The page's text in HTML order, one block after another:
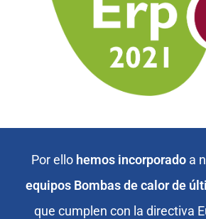
Por ello hemos incorporadoa
equipos Bombas de calor de
que cumplen con la directiva